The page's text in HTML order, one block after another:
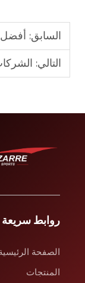
السابق: أفضل
التالي: الشركات
روابط سريعة
الصفحة
المنتجات